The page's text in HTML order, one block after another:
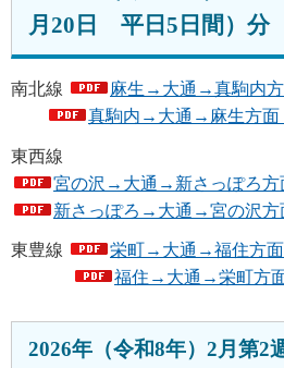
月20日 平日5日間）分
南北線
麻生→大通→真駒内方
真駒内→大通→麻生方面
東西線
宮の沢→大通→新さっぽろ方
新さっぽろ→大通→宮の沢方
東豊線
栄町→大通→福住方面
福住→大通→栄町方面
2026年（令和8年）2月第2